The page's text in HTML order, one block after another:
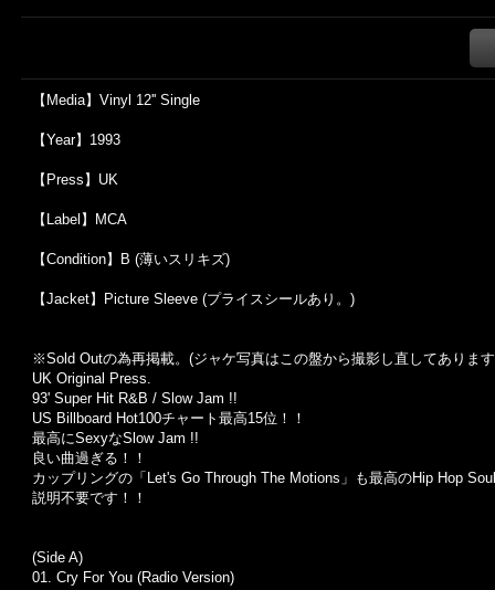
【Media】Vinyl 12'' Single
【Year】1993
【Press】UK
【Label】MCA
【Condition】B (薄いスリキズ)
【Jacket】Picture Sleeve (プライスシールあり。)
※Sold Outの為再掲載。 (ジャケ写真はこの盤から撮影し直してありま
UK Original Press.
93' Super Hit R&B / Slow Jam !!
US Billboard Hot100チャート最高15位！！
最高にSexyなSlow Jam !!
良い曲過ぎる！！
カップリングの「Let's Go Through The Motions」も最高のHip Hop
説明不要です！！
(Side A)
01. Cry For You (Radio Version)